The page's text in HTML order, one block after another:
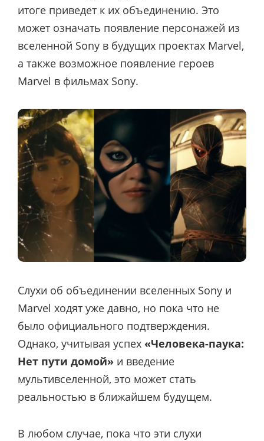
итоге приведет к их объединению. Это
может означать появление персонажей из
вселенной Sony в будущих проектах Marvel,
а также возможное появление героев
Marvel в фильмах Sony.
Слухи об объединении вселенных Sony и
Marvel ходят уже давно, но пока что не
было официального подтверждения.
Однако, учитывая успех «Человека-паука:
Нет пути домой» и введение
мультивселенной, это может стать
реальностью в ближайшем будущем.
В любом случае, пока что эти слухи